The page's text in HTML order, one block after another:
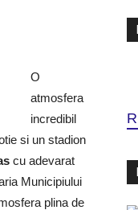
O
atmosfera
incredibil
si un stadion
cu adevarat
Municipiului
plina de